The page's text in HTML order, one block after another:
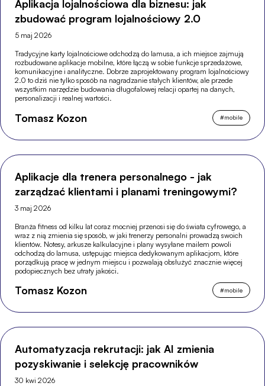
Aplikacja lojalnościowa dla biznesu: jak
zbudować program lojalnościowy 2.0
5 maj 2026
Tradycyjne karty lojalnościowe odchodzą do lamusa, a ich miejsce zajmują
rozbudowane aplikacje mobilne, które łączą w sobie funkcje sprzedażowe,
komunikacyjne i analityczne. Dobrze zaprojektowany program lojalnościowy
2.0 to dziś nie tylko sposób na nagradzanie stałych klientów, ale przede
wszystkim narzędzie budowania długofalowej relacji opartej na danych,
personalizacji i realnej wartości.
Tomasz Kozon #mobile
Aplikacje dla trenera personalnego - jak
zarządzać klientami i planami treningowymi?
3 maj 2026
Branża fitness od kilku lat coraz mocniej przenosi się do świata cyfrowego, a
wraz z nią zmienia się sposób, w jaki trenerzy personalni prowadzą swoich
klientów. Notesy, arkusze kalkulacyjne i plany wysyłane mailem powoli
odchodzą do lamusa, ustępując miejsca dedykowanym aplikacjom, które
porządkują pracę w jednym miejscu i pozwalają obsłużyć znacznie więcej
podopiecznych bez utraty jakości.
Tomasz Kozon #mobile
Automatyzacja rekrutacji: jak AI zmienia
pozyskiwanie i selekcję pracowników
30 kwi 2026